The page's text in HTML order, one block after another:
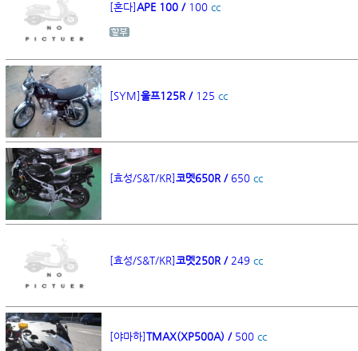
[혼다]APE 100 / 100 cc
[SYM]울프125R / 125 cc
[효성/S&T/KR]코멧650R / 650 cc
[효성/S&T/KR]코멧250R / 249 cc
[야마하]TMAX(XP500A) / 500 cc